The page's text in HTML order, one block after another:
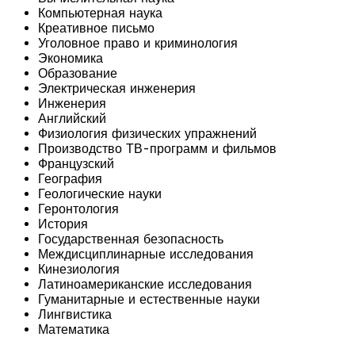
Компьютерная наука
Креативное письмо
Уголовное право и криминология
Экономика
Образование
Электрическая инженерия
Инженерия
Английский
Физиология физических упражнений
Производство ТВ-программ и фильмов
Французский
География
Геологические науки
Геронтология
История
Государственная безопасность
Междисциплинарные исследования
Кинезиология
Латиноамериканские исследования
Гуманитарные и естественные науки
Лингвистика
Математика